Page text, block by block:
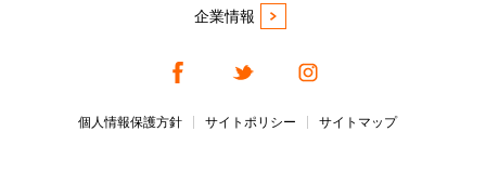
企業情報
個人情報保護方針 サイトポリシー サイトマップ